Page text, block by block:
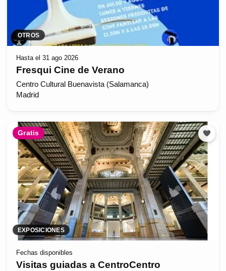
OTROS
Hasta el 31 ago 2026
Fresqui Cine de Verano
Centro Cultural Buenavista (Salamanca)
Madrid
Gratis
EXPOSICIONES
Fechas disponibles
Visitas guiadas a CentroCentro